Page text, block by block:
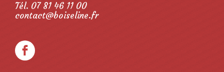
Tél. 07 81 46 11 00
contact@boiseline.fr